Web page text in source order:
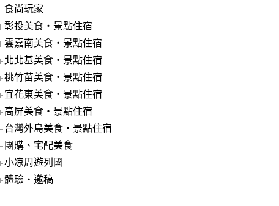
食尚玩家
彰投美食‧景點住宿
雲嘉南美食‧景點住宿
北北基美食‧景點住宿
桃竹苗美食‧景點住宿
宜花東美食‧景點住宿
高屏美食‧景點住宿
台灣外島美食‧景點住宿
團購、宅配美食
小凉周遊列國
體驗‧邀稿